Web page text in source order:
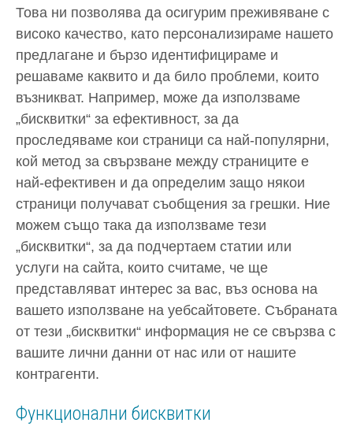
Това ни позволява да осигурим преживяване с
високо качество, като персонализираме нашето
предлагане и бързо идентифицираме и
решаваме каквито и да било проблеми, които
възникват. Например, може да използваме
„бисквитки“ за ефективност, за да
проследяваме кои страници са най-популярни,
кой метод за свързване между страниците е
най-ефективен и да определим защо някои
страници получават съобщения за грешки. Ние
можем също така да използваме тези
„бисквитки“, за да подчертаем статии или
услуги на сайта, които считаме, че ще
представляват интерес за вас, въз основа на
вашето използване на уебсайтовете. Събраната
от тези „бисквитки“ информация не се свързва с
вашите лични данни от нас или от нашите
контрагенти.
Функционални бисквитки